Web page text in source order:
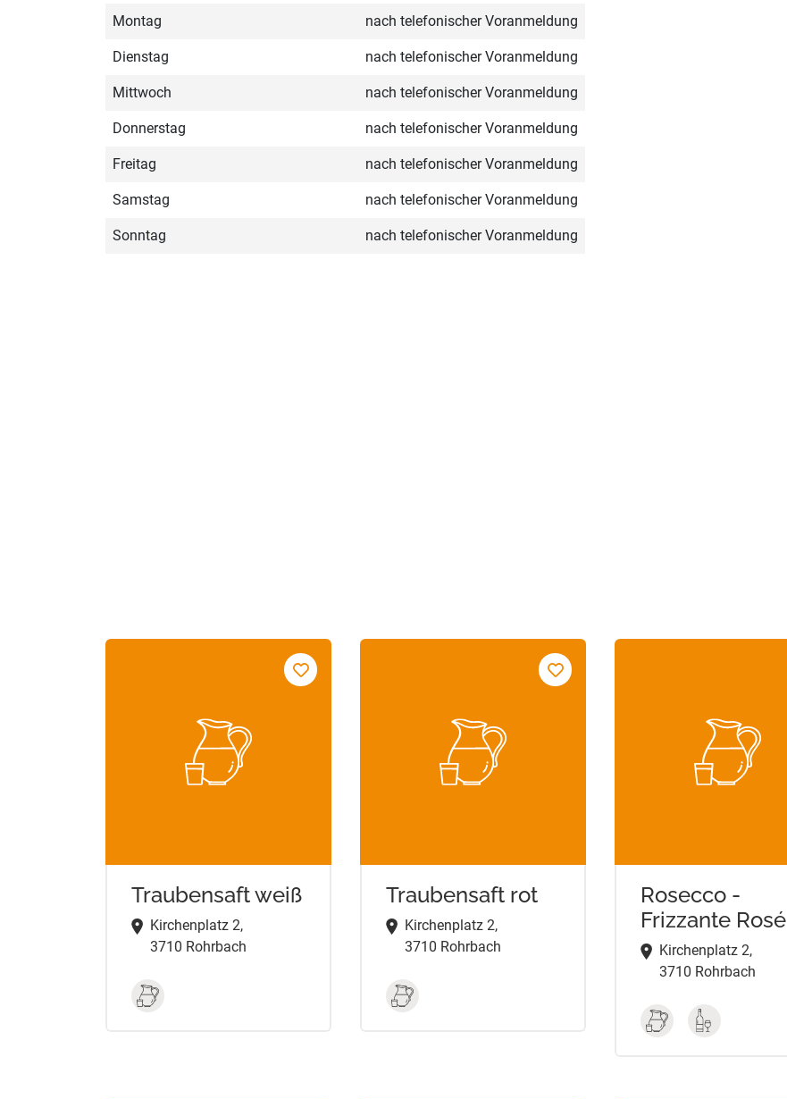
Montag nach telefonischer Voranmeldung
Dienstag nach telefonischer Voranmeldung
Mittwoch nach telefonischer Voranmeldung
Donnerstag nach telefonischer Voranmeldung
Freitag nach telefonischer Voranmeldung
Samstag nach telefonischer Voranmeldung
Sonntag nach telefonischer Voranmeldung
Traubensaft weiß
Kirchenplatz 2,
3710 Rohrbach
Traubensaft rot
Kirchenplatz 2,
3710 Rohrbach
Rosecco -
Frizzante Rosé
Kirchenplatz 2,
3710 Rohrbach